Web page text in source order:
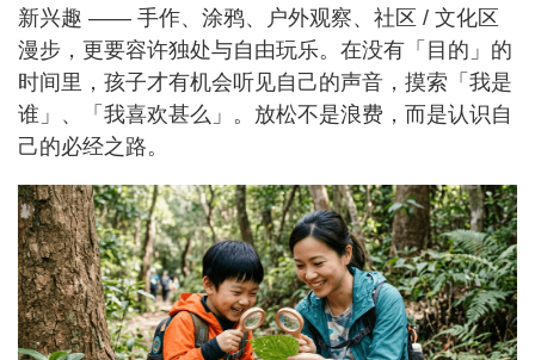
新兴趣 —— 手作、涂鸦、户外观察、社区 / 文化区
漫步，更要容许独处与自由玩乐。在没有「目的」的
时间里，孩子才有机会听见自己的声音，摸索「我是
谁」、「我喜欢甚么」。放松不是浪费，而是认识自
己的必经之路。